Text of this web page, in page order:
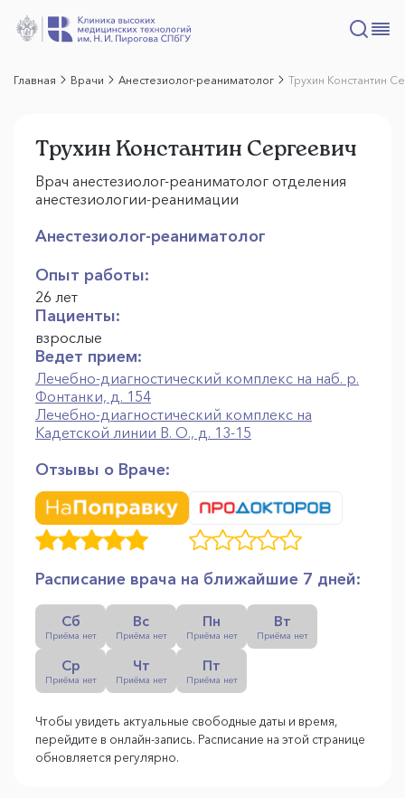
Главная Врачи Анестезиолог-реаниматолог Трухин Константин
Трухин Константин Сергеевич
Врач анестезиолог-реаниматолог отделения
анестезиологии-реанимации
Анестезиолог-реаниматолог
Опыт работы:
26 лет
Пациенты:
взрослые
Ведет прием:
Лечебно-диагностический комплекс на наб. р.
Фонтанки, д. 154
Лечебно-диагностический комплекс на
Кадетской линии В. О., д. 13-15
Отзывы о Враче:
Расписание врача на ближайшие 7 дней:
Сб
Приёма нет
Вс
Приёма нет
Пн
Приёма нет
Вт
Приёма нет
Ср
Приёма нет
Чт
Приёма нет
Пт
Приёма нет
Чтобы увидеть актуальные свободные даты и время,
перейдите в онлайн-запись. Расписание на этой странице
обновляется регулярно.